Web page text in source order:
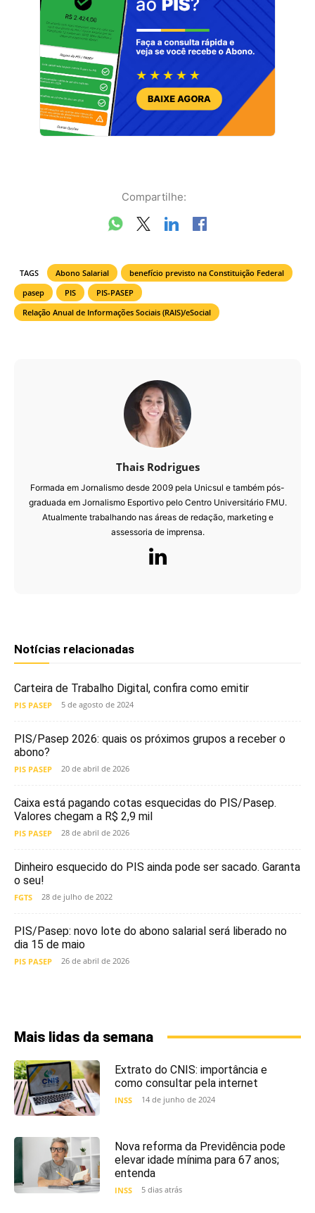
Compartilhe:
TAGS Abono Salarial
benefício previsto na Constituição Federal
pasep
PIS
PIS-PASEP
Relação Anual de Informações Sociais (RAIS)/eSocial
Thais Rodrigues
Formada em Jornalismo desde 2009 pela Unicsul e também pós-
graduada em Jornalismo Esportivo pelo Centro Universitário FMU.
Atualmente trabalhando nas áreas de redação, marketing e
assessoria de imprensa.
Notícias relacionadas
Carteira de Trabalho Digital, confira como emitir
PIS PASEP 5 de agosto de 2024
PIS/Pasep 2026: quais os próximos grupos a receber o
abono?
PIS PASEP 20 de abril de 2026
Caixa está pagando cotas esquecidas do PIS/Pasep.
Valores chegam a R$ 2,9 mil
PIS PASEP 28 de abril de 2026
Dinheiro esquecido do PIS ainda pode ser sacado. Garanta
o seu!
FGTS 28 de julho de 2022
PIS/Pasep: novo lote do abono salarial será liberado no
dia 15 de maio
PIS PASEP 26 de abril de 2026
Mais lidas da semana
Extrato do CNIS: importância e
como consultar pela internet
INSS 14 de junho de 2024
Nova reforma da Previdência pode
elevar idade mínima para 67 anos;
entenda
INSS 5 dias atrás